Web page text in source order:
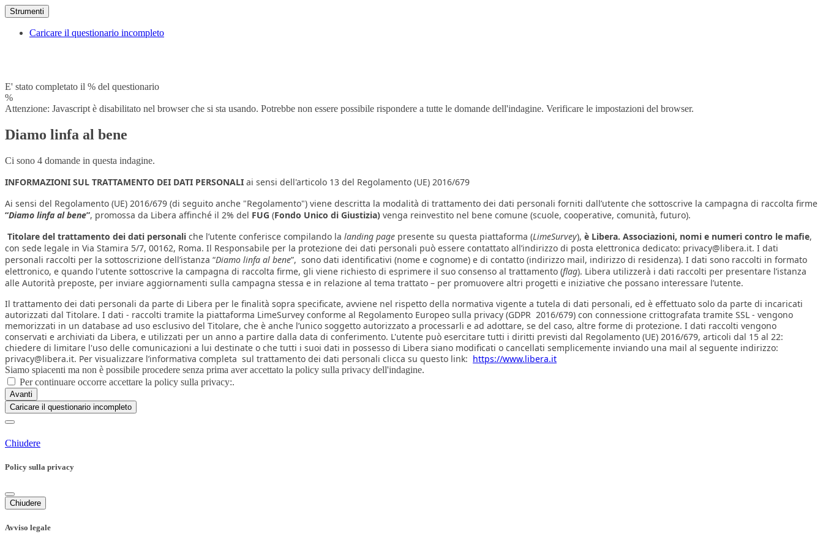
Strumenti
Caricare il questionario incompleto
E' stato completato il % del questionario
%
Attenzione: Javascript è disabilitato nel browser che si sta usando. Potrebbe non essere possibile rispondere a tutte le domande dell'indagine. Verificare le impostazioni del browser.
Diamo linfa al bene
Ci sono 4 domande in questa indagine.
INFORMAZIONI SUL TRATTAMENTO DEI DATI PERSONALI ai sensi dell'articolo 13 del Regolamento (UE) 2016/679
Ai sensi del Regolamento (UE) 2016/679 (di seguito anche "Regolamento") viene descritta la modalità di trattamento dei dati personali forniti dall’utente che sottoscrive la campagna di raccolta firme
“Diamo linfa al bene”, promossa da Libera affinché il 2% del FUG (Fondo Unico di Giustizia) venga reinvestito nel bene comune (scuole, cooperative, comunità, futuro).
Titolare del trattamento dei dati personali che l’utente conferisce compilando la landing page presente su questa piattaforma (LimeSurvey), è Libera. Associazioni, nomi e numeri contro le mafie,
con sede legale in Via Stamira 5/7, 00162, Roma. Il Responsabile per la protezione dei dati personali può essere contattato all’indirizzo di posta elettronica dedicato: privacy@libera.it. I dati
personali raccolti per la sottoscrizione dell’istanza “Diamo linfa al bene”, sono dati identificativi (nome e cognome) e di contatto (indirizzo mail, indirizzo di residenza). I dati sono raccolti in formato
elettronico, e quando l'utente sottoscrive la campagna di raccolta firme, gli viene richiesto di esprimere il suo consenso al trattamento (flag). Libera utilizzerà i dati raccolti per presentare l’istanza
alle Autorità preposte, per inviare aggiornamenti sulla campagna stessa e in relazione al tema trattato – per promuovere altri progetti e iniziative che possano interessare l’utente.
Il trattamento dei dati personali da parte di Libera per le finalità sopra specificate, avviene nel rispetto della normativa vigente a tutela di dati personali, ed è effettuato solo da parte di incaricati
autorizzati dal Titolare. I dati - raccolti tramite la piattaforma LimeSurvey conforme al Regolamento Europeo sulla privacy (GDPR 2016/679) con connessione crittografata tramite SSL - vengono
memorizzati in un database ad uso esclusivo del Titolare, che è anche l’unico soggetto autorizzato a processarli e ad adottare, se del caso, altre forme di protezione. I dati raccolti vengono
conservati e archiviati da Libera, e utilizzati per un anno a partire dalla data di conferimento. L'utente può esercitare tutti i diritti previsti dal Regolamento (UE) 2016/679, articoli dal 15 al 22:
chiedere di limitare l'uso delle comunicazioni a lui destinate o che tutti i suoi dati in possesso di Libera siano modificati o cancellati semplicemente inviando una mail al seguente indirizzo:
privacy@libera.it. Per visualizzare l’informativa completa sul trattamento dei dati personali clicca su questo link: https://www.libera.it
Siamo spiacenti ma non è possibile procedere senza prima aver accettato la policy sulla privacy dell'indagine.
Per continuare occorre accettare la policy sulla privacy:.
Avanti
Caricare il questionario incompleto
Chiudere
Policy sulla privacy
Chiudere
Avviso legale